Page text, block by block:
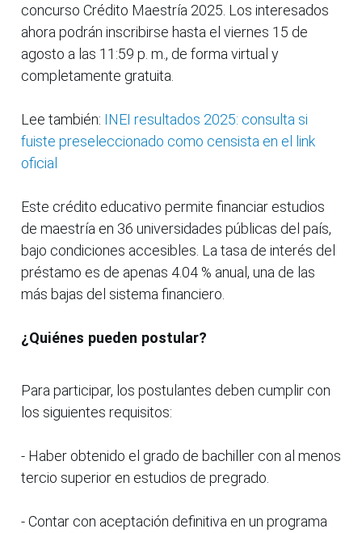
concurso Crédito Maestría 2025. Los interesados
ahora podrán inscribirse hasta el viernes 15 de
agosto a las 11:59 p. m., de forma virtual y
completamente gratuita.
Lee también: INEI resultados 2025: consulta si
fuiste preseleccionado como censista en el link
oficial
Este crédito educativo permite financiar estudios
de maestría en 36 universidades públicas del país,
bajo condiciones accesibles. La tasa de interés del
préstamo es de apenas 4.04 % anual, una de las
más bajas del sistema financiero.
¿Quiénes pueden postular?
Para participar, los postulantes deben cumplir con
los siguientes requisitos:
- Haber obtenido el grado de bachiller con al menos
tercio superior en estudios de pregrado.
- Contar con aceptación definitiva en un programa